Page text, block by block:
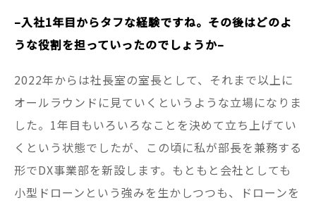
–入社1年目からタフな経験ですね。その後はどのよ
うな役割を担っていったのでしょうか–
2022年からは社長室の室長として、それまで以上に
オールラウンドに見ていくというような立場になりま
した。1年目もいろいろなことを決めて立ち上げてい
くという状態でしたが、この頃に私が部長を兼務する
形でDX事業部を新設します。もともと会社としても
小型ドローンという強みを生かしつつも、ドローンを